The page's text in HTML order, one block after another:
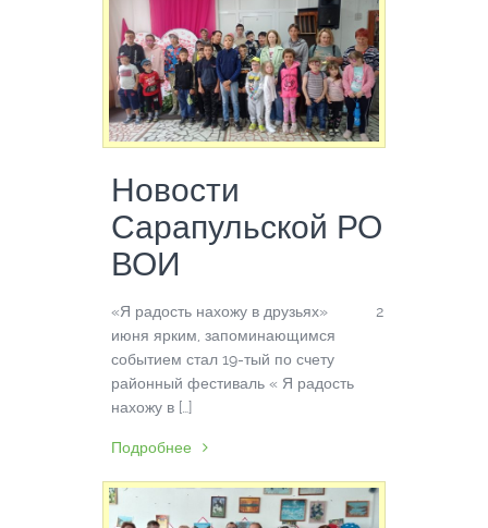
Новости
Сарапульской РО
ВОИ
«Я радость нахожу в друзьях» 2
июня ярким, запоминающимся
событием стал 19-тый по счету
районный фестиваль « Я радость
нахожу в […]
Подробнее